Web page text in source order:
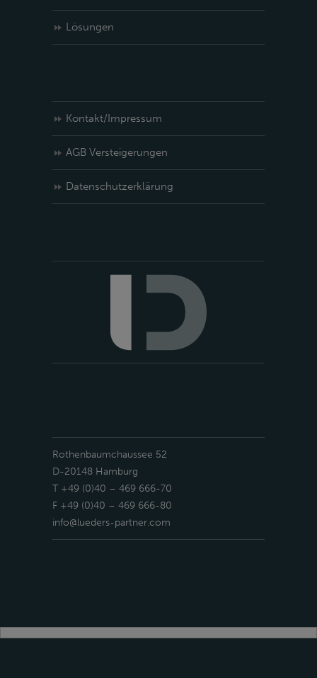
Lösungen
Kontakt/Impressum
AGB Versteigerungen
Datenschutzerklärung
Rothenbaumchaussee 52
D-20148 Hamburg
T +49 (0)40 – 469 666-70
F +49 (0)40 – 469 666-80
info@lueders-partner.com